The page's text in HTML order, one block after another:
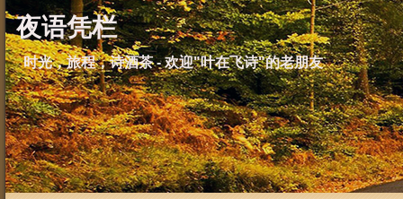
夜语凭栏
时光，旅程，诗酒茶 - 欢迎"叶在飞诗"的老朋友